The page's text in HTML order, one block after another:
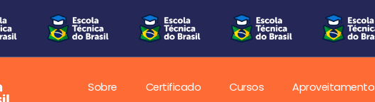
Sobre Certificado Cursos Aproveitamento